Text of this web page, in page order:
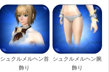
シュクルメルヘン首
飾り
シュクルメルヘン腕
飾り